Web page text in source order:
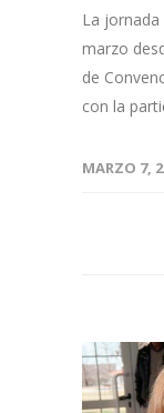
La jornada
marzo
de
con la
MARZO 7,